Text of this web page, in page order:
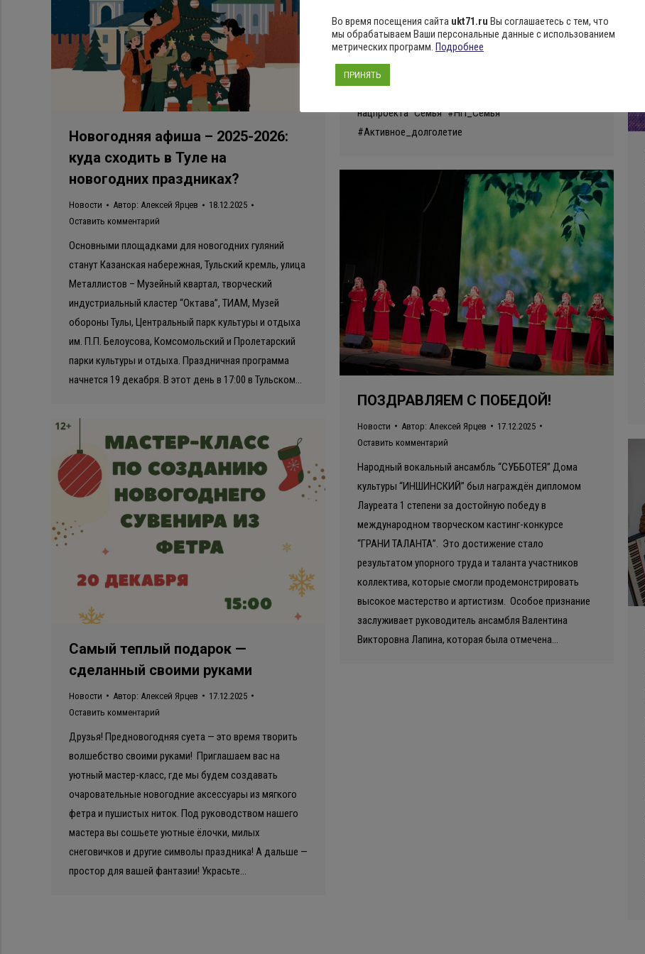
Сегодня в Городском концертном зале на мастер-
классе пожилые люди рисовали очаровательных
новогодних гномов. Такие встречи — лучший рецепт
для отличного настроения и творческой активности в
нацпроекта “Семья” #НП_Семья
#Активное_долголетие
Новогодняя афиша – 2025-2026:
куда сходить в Туле на
новогодних праздниках?
Новости Автор: Алексей Ярцев
18.12.2025
Оставить комментарий
Основными площадками для новогодних гуляний
станут Казанская набережная, Тульский кремль, улица
Металлистов – Музейный квартал, творческий
индустриальный кластер “Октава”, ТИАМ, Музей
обороны Тулы, Центральный парк культуры и отдыха
им. П.П. Белоусова, Комсомольский и Пролетарский
парки культуры и отдыха. Праздничная программа
начнется 19 декабря. В этот день в 17:00 в Тульском…
ПОЗДРАВЛЯЕМ С ПОБЕДОЙ!
Новости Автор: Алексей Ярцев
17.12.2025
Оставить комментарий
Народный вокальный ансамбль “СУББОТЕЯ” Дома
культуры “ИНШИНСКИЙ” был награждён дипломом
Лауреата 1 степени за достойную победу в
международном творческом кастинг-конкурсе
“ГРАНИ ТАЛАНТА”. Это достижение стало
результатом упорного труда и таланта участников
коллектива, которые смогли продемонстрировать
высокое мастерство и артистизм. Особое признание
заслуживает руководитель ансамбля Валентина
Викторовна Лапина, которая была отмечена…
Самый теплый подарок —
сделанный своими руками
Новости Автор: Алексей Ярцев
17.12.2025
Оставить комментарий
Друзья! Предновогодняя суета — это время творить
волшебство своими руками! Приглашаем вас на
уютный мастер-класс, где мы будем создавать
очаровательные новогодние аксессуары из мягкого
фетра и пушистых ниток. Под руководством нашего
мастера вы сошьете уютные ёлочки, милых
снеговичков и другие символы праздника! А дальше —
простор для вашей фантазии! Украсьте…
Во время посещения сайта ukt71.ru Вы соглашаетесь с тем, что
мы обрабатываем Ваши персональные данные с использованием
метрических программ. Подробнее
ПРИНЯТЬ